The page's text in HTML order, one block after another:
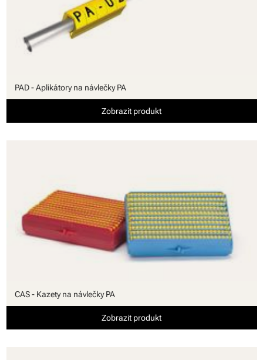
PAD - Aplikátory na návlečky PA
Zobrazit produkt
CAS - Kazety na návlečky PA
Zobrazit produkt